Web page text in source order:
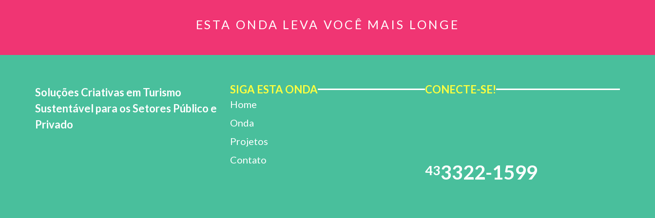
ESTA ONDA LEVA VOCÊ MAIS LONGE
Soluções Criativas em Turismo
Sustentável para os Setores Público e
Privado
SIGA ESTA ONDA
Home
Onda
Projetos
Contato
CONECTE-SE!
433322-1599